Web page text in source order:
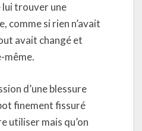
lui trouver une
comme si rien n’avait
avait changé et
même.
d’une blessure
finement fissuré
utiliser mais qu’on